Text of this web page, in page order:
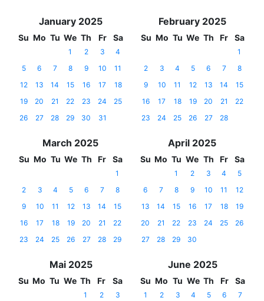
January 2025
Su Mo Tu We Th Fr Sa
1 2 3
4
5
6 7 8 9 10
11
12
13 14 15 16 17
18
19
20 21 22 23 24
25
26
27 28 29 30 31
February 2025
Su Mo Tu We Th Fr Sa
1
2
3 4 5 6 7
8
9
10 11 12 13 14
15
16
17 18 19 20 21
22
23
24 25 26 27 28
March 2025
Su Mo Tu We Th Fr Sa
1
2
3 4 5 6 7
8
9
10 11 12 13 14
15
16
17 18 19 20 21
22
23
24 25 26 27 28 29
April 2025
Su Mo Tu We Th Fr Sa
1 2 3 4
5
6
7 8 9 10 11
12
13
14 15 16 17 18
19
20
21 22 23 24 25
26
27
28 29 30
Mai 2025
Su Mo Tu We Th Fr Sa
1 2
3
June 2025
Su Mo Tu We Th Fr Sa
1 2 3 4 5 6
7